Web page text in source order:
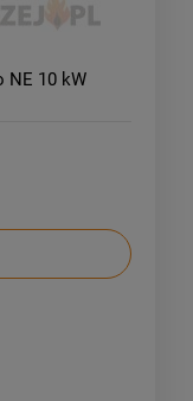
NE 10 kW